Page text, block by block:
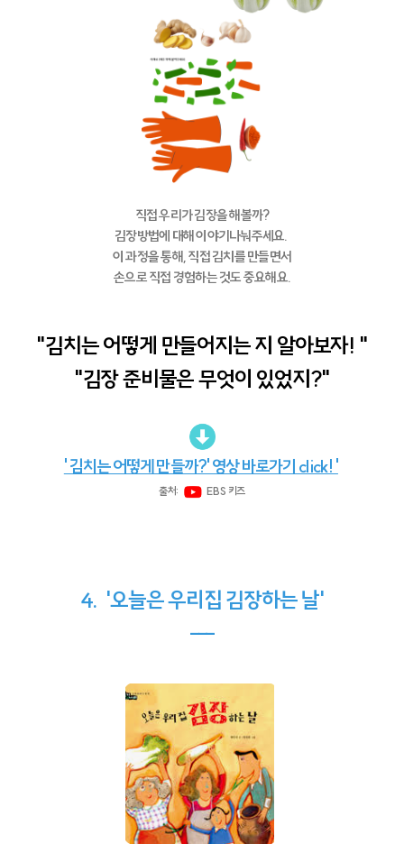
직접 우리가 김장을 해볼까?
김장방법에 대해 이야기나눠주세요.
이 과정을 통해, 직접 김치를 만들면서
손으로 직접 경험하는 것도 중요해요.
"김치는 어떻게 만들어지는 지 알아보자! "
"김장 준비물은 무엇이 있었지?"
' 김치는 어떻게 만들까?' 영상 바로가기 click! '
출처: EBS 키즈
4. '오늘은 우리집 김장하는 날'
---